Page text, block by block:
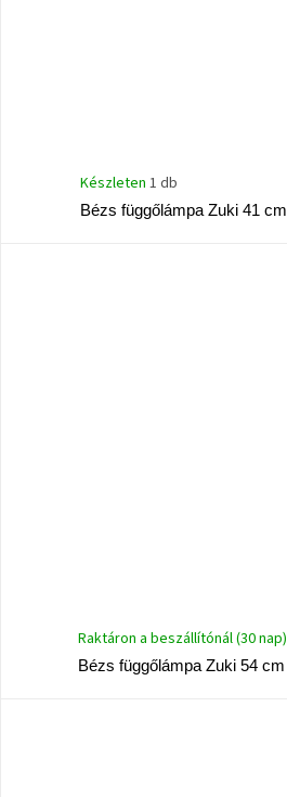
Bézs függőlámpa Zuki 41 cm
Készleten1 db
Bézs függőlámpa Zuki 54 cm
Raktáron a beszállítónál (30 nap)